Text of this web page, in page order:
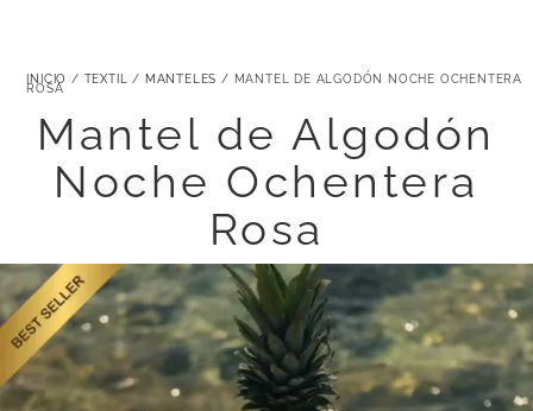
INICIO / TEXTIL / MANTELES / MANTEL DE ALGODÓN NOCHE OCHENTERA
ROSA
Mantel de Algodón
Noche Ochentera
Rosa